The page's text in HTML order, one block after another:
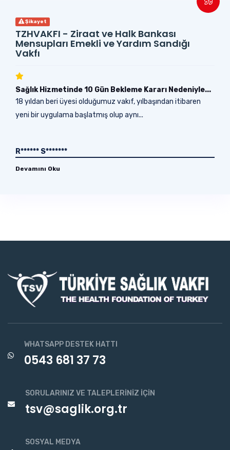
Şikayet
TZHVAKFI - Ziraat ve Halk Bankası
Mensupları Emekli ve Yardım Sandığı
Vakfı
Sağlık Hizmetinde 10 Gün Bekleme Kararı Nedeniyle...
18 yıldan beri üyesi olduğumuz vakıf, yılbaşından itibaren
yeni bir uygulama başlatmış olup aynı...
R****** S*******
Devamını Oku
WHATSAPP DESTEK HATTI
0543 681 37 73
SORULARINIZ VE TALEPLERINIZ İÇIN
tsv@saglik.org.tr
SOSYAL MEDYA